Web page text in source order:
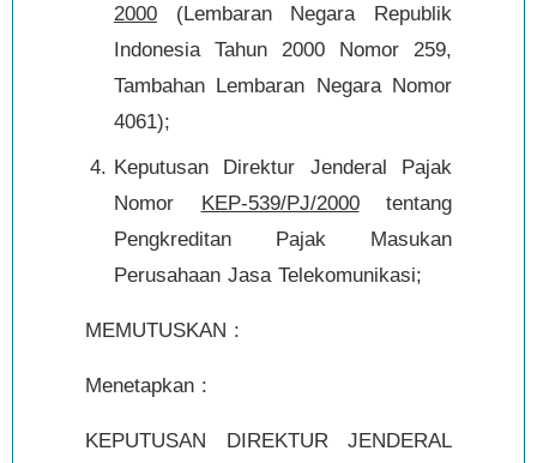
2000 (Lembaran Negara Republik
Indonesia Tahun 2000 Nomor 259,
Tambahan Lembaran Negara Nomor
4061);
Keputusan Direktur Jenderal Pajak
Nomor KEP-539/PJ/2000tentang
Pengkreditan Pajak Masukan
Perusahaan Jasa Telekomunikasi;
MEMUTUSKAN :
Menetapkan :
KEPUTUSAN DIREKTUR JENDERAL